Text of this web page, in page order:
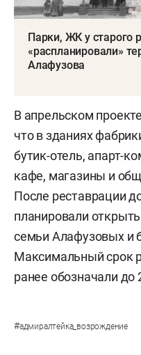
Парки, ЖК у старого
«распланировали»
Алафузова
В апрельском
что в зданиях
бутик-отель, апарт-
кафе, магазины и
После реставрации
планировали
семьи Алафузовых и
Максимальный срок
ранее обозначали до
#адмиралтейка_возрождение